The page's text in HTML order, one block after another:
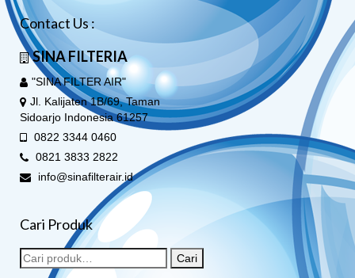
Contact Us :
SINA FILTERIA
"SINA FILTER AIR"
Jl. Kalijaten 1B/69, Taman
Sidoarjo Indonesia 61257
0822 3344 0460
0821 3833 2822
info@sinafilterair.id
Cari Produk
Cari